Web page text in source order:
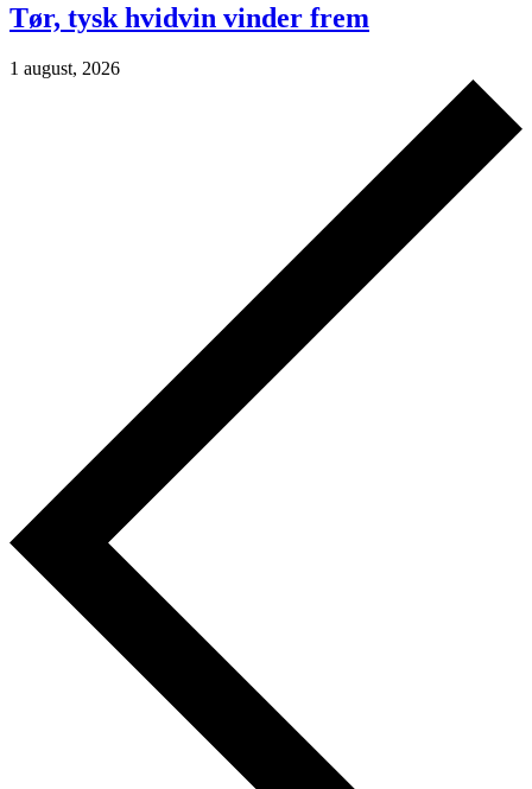
Tør, tysk hvidvin vinder frem
1 august, 2026